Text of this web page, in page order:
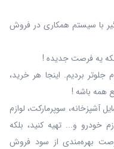
با سیستم همکاری در فروش
یه فرصت جدیده !
جلوتر بردیم. اینجا هر خرید،
همه باشه !
آشپزخانه، سوپرمارکت، لوازم
خودرو و... تهیه کنید، بلکه
بهره‌مندی از سود فروش